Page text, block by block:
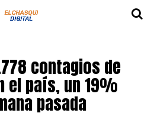
contagios de
el país, un 19%
pasada